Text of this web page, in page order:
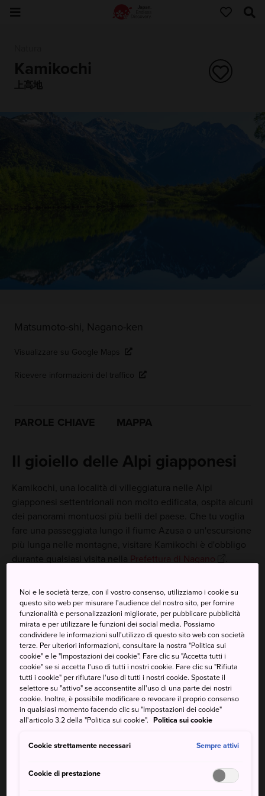
Kamikochi
上高地
Matsumoto-shi, Nagano-ken
Visualizzare su Google Maps
Ricevere informazioni del traffico
PAROLE CHIAVE MAPPA
Il gioiello delle Alpi giapponesi
Kamikochi, una località di villeggiatura nelle Alpi
giapponesi settentrionali non molto edificata, ospita alcuni
dei panorami montuosi più belli del paese. Che tu voglia
fare una passeggiata lungo il fiume Azusa o un'escursione
più lunga nelle montagne, visitare Kamikochi è d'obbligo
durante qualsiasi visita nella Prefettura di Nagano
Da non perdere
Ammirare le spettacolari viste delle vette del
gruppo del Monte Hotaka dal Ponte Kappabashi
Fare un'escursione allo Stagno di Myojin
Fare un'escursione negli incantati paesaggi
delle Alpi giapponesi settentrionali
Come arrivare
Noi e le società terze, con il vostro consenso, utilizziamo i cookie su
questo sito web per misurare l'audience del nostro sito, per fornire
funzionalità e personalizzazioni migliorate, per pubblicare pubblicità
mirata e per utilizzare le funzioni dei social media. Possiamo
condividere le informazioni sull'utilizzo di questo sito web con società
terze. Per ulteriori informazioni, consultare la nostra "Politica sui
cookie" e le "Impostazioni dei cookie". Fare clic su "Accetta tutti i
cookie" se si accetta l'uso di tutti i nostri cookie. Fare clic su "Rifiuta
tutti i cookie" per rifiutare l'uso di tutti i nostri cookie. Spostate il
selettore su "attivo" se acconsentite all'uso di una parte dei nostri
cookie. Inoltre, è possibile modificare o revocare il proprio consenso
in qualsiasi momento facendo clic su "Impostazioni dei cookie"
all'articolo 3.2 della "Politica sui cookie". Politica sui cookie
Cookie strettamente necessari Sempre attivi
Cookie di prestazione